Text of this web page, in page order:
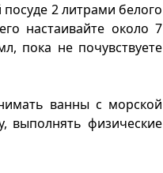
2 литрами белого
настаивайте около 7
пока не почувствуете
ванны с морской
выполнять физические